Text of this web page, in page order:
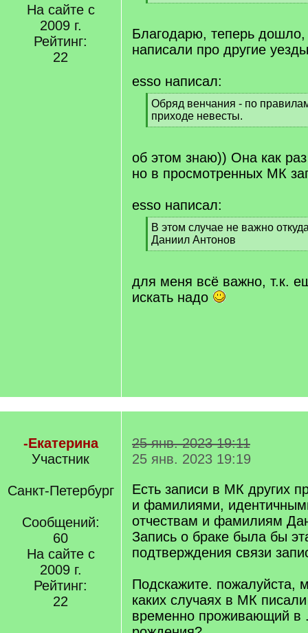
На сайте с
2009 г.
Рейтинг:
22
[
q
]
Благодарю, теперь
написали про другие
esso написал:
[
q
]
Обряд венчания - по
приходе невесты.
[
q
]
об этом знаю)) Она как
но в просмотренных МК
esso написал:
[
q
]
В этом случае не важно
Даниил Антонов
[
q
]
для меня всё важно, т.к.
искать надо
-Екатерина
Участник
Санкт-Петербург
Сообщений:
60
На сайте с
2009 г.
Рейтинг:
22
25 янв. 2023 19:11
25 янв. 2023 19:19
Есть записи в МК других
и фамилиями,
отчествам и фамилиям
Запись о браке была бы
подтверждения связи
Подскажите. пожалуйста,
каких случаях в МК
временно проживающий в